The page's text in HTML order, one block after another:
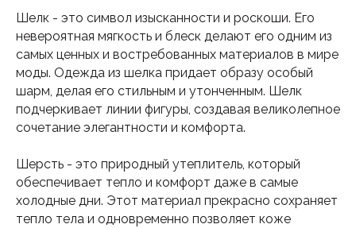
Шелк - это символ изысканности и роскоши. Его
невероятная мягкость и блеск делают его одним из
самых ценных и востребованных материалов в мире
моды. Одежда из шелка придает образу особый
шарм, делая его стильным и утонченным. Шелк
подчеркивает линии фигуры, создавая великолепное
сочетание элегантности и комфорта.
Шерсть - это природный утеплитель, который
обеспечивает тепло и комфорт даже в самые
холодные дни. Этот материал прекрасно сохраняет
тепло тела и одновременно позволяет коже
Покупателям
Каталог
Шубы
Аксессуары
Бренд ателье
Спортивки
Пошив шубы 6 мерок
Ателье по ремонту
Оптовый пошив
Контакты
Пошив шубы 12 мерок